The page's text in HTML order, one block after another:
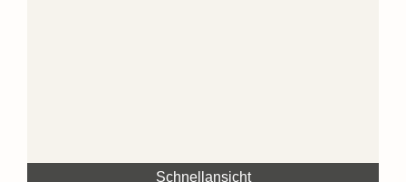
Schnellansicht